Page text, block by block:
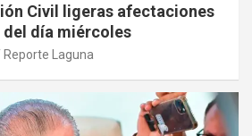
Civil ligeras afectaciones
día miércoles
Reporte Laguna